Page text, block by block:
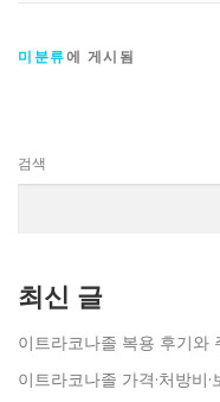
미분류에 게시됨
검색
최신 글
이트라코나졸 복용 후기와
이트라코나졸 가격·처방비